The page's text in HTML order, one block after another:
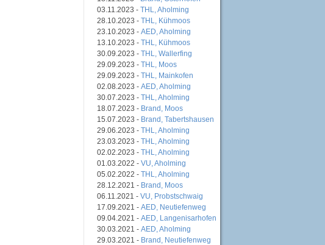
03.11.2023 - THL, Aholming
28.10.2023 - THL, Kühmoos
23.10.2023 - AED, Aholming
13.10.2023 - THL, Kühmoos
30.09.2023 - THL, Wallerfing
29.09.2023 - THL, Moos
29.09.2023 - THL, Mainkofen
02.08.2023 - AED, Aholming
30.07.2023 - THL, Aholming
18.07.2023 - Brand, Moos
15.07.2023 - Brand, Tabertshausen
29.06.2023 - THL, Aholming
23.03.2023 - THL, Aholming
02.02.2023 - THL, Aholming
01.03.2022 - VU, Aholming
05.02.2022 - THL, Aholming
28.12.2021 - Brand, Moos
06.11.2021 - VU, Probstschwaig
17.09.2021 - AED, Neutiefenweg
09.04.2021 - AED, Langenisarhofen
30.03.2021 - AED, Aholming
29.03.2021 - Brand, Neutiefenweg